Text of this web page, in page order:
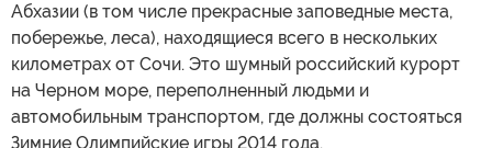
Абхазии (в том числе прекрасные заповедные места,
побережье, леса), находящиеся всего в нескольких
километрах от Сочи. Это шумный российский курорт
на Черном море, переполненный людьми и
автомобильным транспортом, где должны состояться
Зимние Олимпийские игры 2014 года.